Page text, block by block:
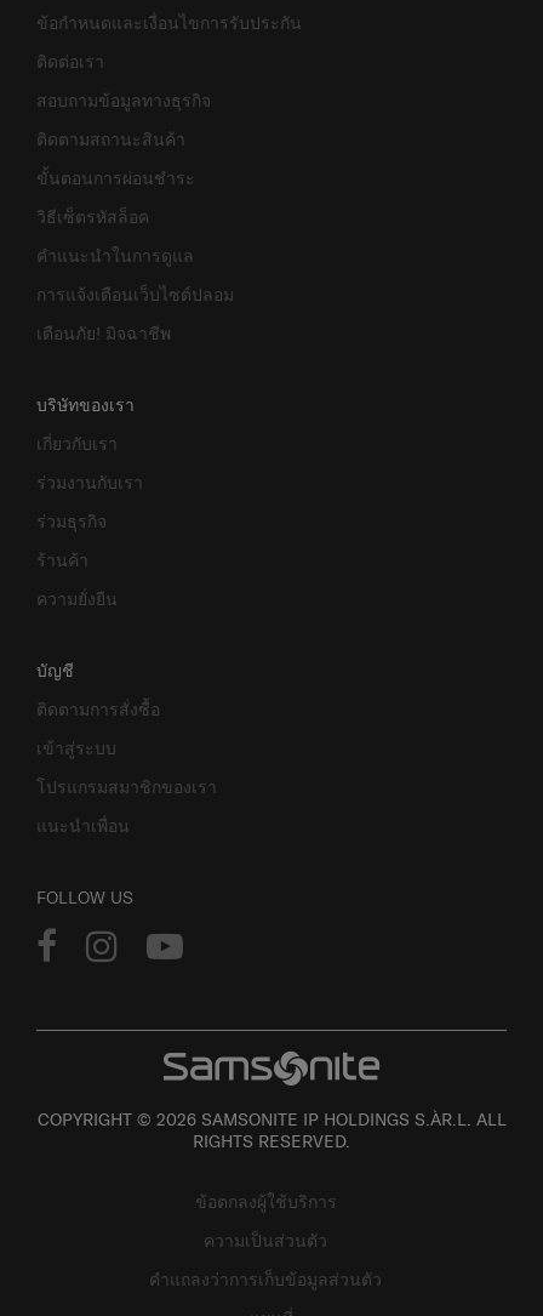
ข้อกำหนดและเงื่อนไขการรับประกัน
ติดต่อเรา
สอบถามข้อมูลทางธุรกิจ
ติดตามสถานะสินค้า
ขั้นตอนการผ่อนชำระ
วิธีเซ็ตรหัสล็อค
คำแนะนำในการดูแล
การแจ้งเตือนเว็บไซต์ปลอม
เตือนภัย! มิจฉาชีพ
บริษัทของเรา
เกี่ยวกับเรา
ร่วมงานกับเรา
ร่วมธุรกิจ
ร้านค้า
ความยั่งยืน
บัญชี
ติดตามการสั่งซื้อ
เข้าสู่ระบบ
โปรแกรมสมาชิกของเรา
แนะนำเพื่อน
FOLLOW US
COPYRIGHT © 2026 SAMSONITE IP HOLDINGS S.ÀR.L. ALL
RIGHTS RESERVED.
ข้อตกลงผู้ใช้บริการ
ความเป็นส่วนตัว
คำแถลงว่าการเก็บข้อมูลส่วนตัว